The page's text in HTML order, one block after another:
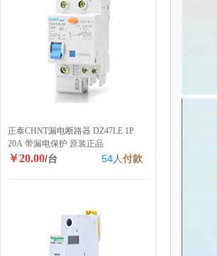
正泰CHNT漏电断路器 DZ47LE 1P
20A 带漏电保护 原装正品
￥20.00/台 54人付款